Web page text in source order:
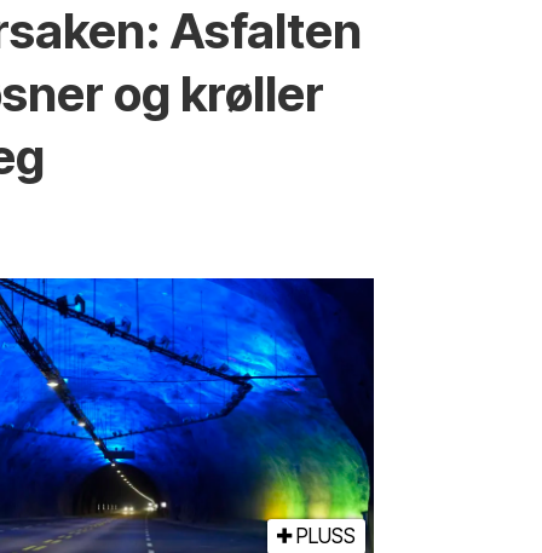
Asfalten
og krøller
PLUSS